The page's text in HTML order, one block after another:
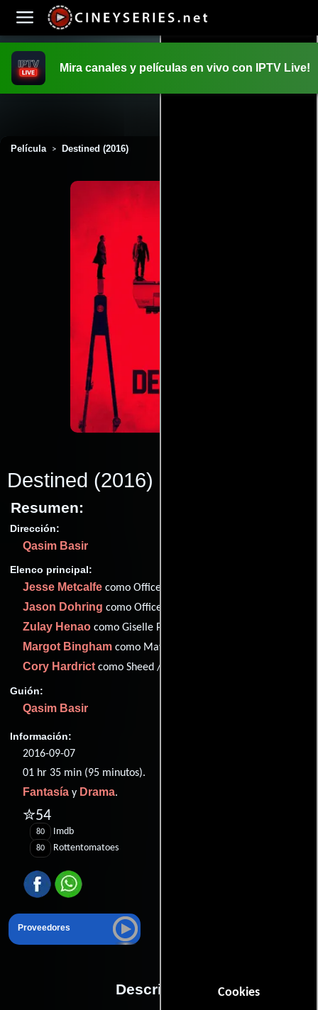
Cookies
Mira canales y películas en vivo con IPTV Live!
Película > Destined (2016)
Destined (2016)
Resumen:
Dirección:
Qasim Basir
Elenco principal:
Jesse Metcalfe como Officer Holder /Dylan Holder
Jason Dohring como Officer Miller /Nathan Miller
Zulay Henao como Giselle Porter
Margot Bingham como Maya
Cory Hardrictcomo Sheed /Rasheed
Guión:
Qasim Basir
Información:
2016-09-07
01 hr 35 min (95 minutos).
Fantasía y Drama.
✮54
80 Imdb
80 Rottentomatoes
Proveedores
Descripción